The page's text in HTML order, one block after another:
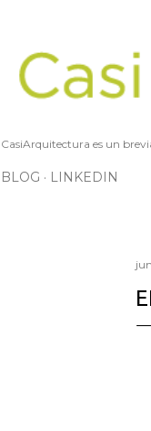
CasiArquitectura es un
BLOG LINKEDIN